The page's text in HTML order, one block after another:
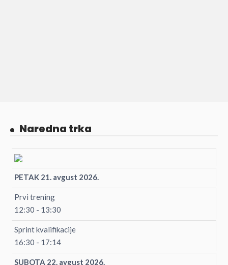
Naredna trka
PETAK 21. avgust 2026.
Prvi trening
12:30 - 13:30
Sprint kvalifikacije
16:30 - 17:14
SUBOTA 22. avgust 2026.